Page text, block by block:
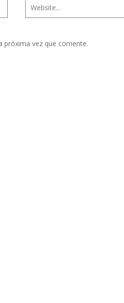
próxima vez que comente.